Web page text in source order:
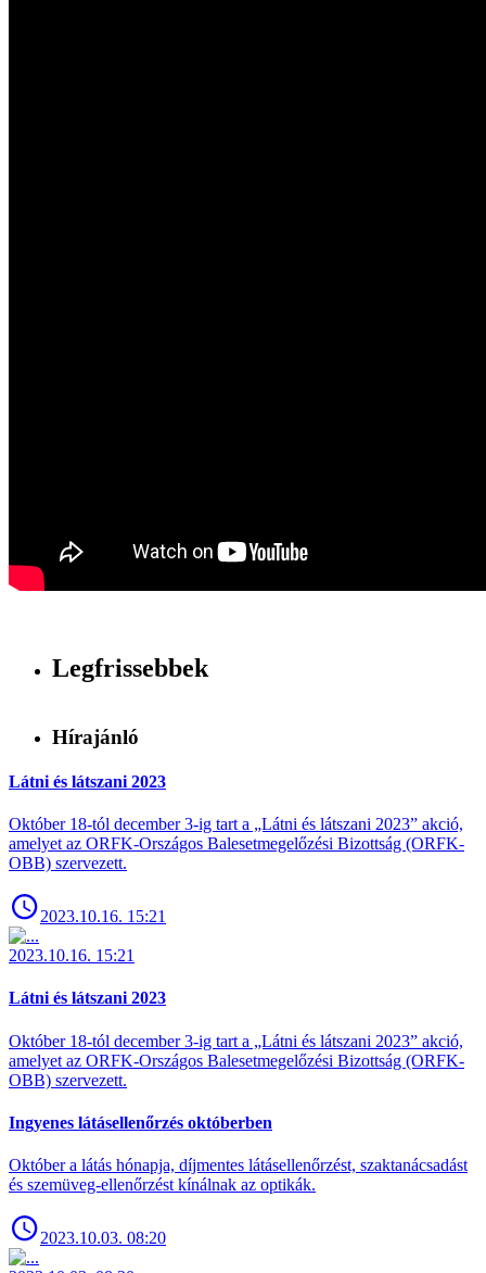
Legfrissebbek
Hírajánló
Látni és látszani 2023
Október 18-tól december 3-ig tart a „Látni és látszani 2023” akció,
amelyet az ORFK-Országos Balesetmegelőzési Bizottság (ORFK-
OBB) szervezett.
2023.10.16. 15:21
2023.10.16. 15:21
Látni és látszani 2023
Október 18-tól december 3-ig tart a „Látni és látszani 2023” akció,
amelyet az ORFK-Országos Balesetmegelőzési Bizottság (ORFK-
OBB) szervezett.
Ingyenes látásellenőrzés októberben
Október a látás hónapja, díjmentes látásellenőrzést, szaktanácsadást
és szemüveg-ellenőrzést kínálnak az optikák.
2023.10.03. 08:20